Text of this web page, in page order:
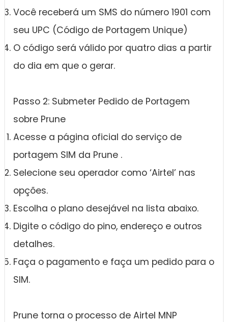
Você receberá um SMS do número 1901 com
seu UPC (Código de Portagem Unique)
O código será válido por quatro dias a partir
do dia em que o gerar.
Passo 2: Submeter Pedido de Portagem
sobre Prune
Acesse a página oficial do serviço de
portagem SIM da Prune .
Selecione seu operador como ‘Airtel’ nas
opções.
Escolha o plano desejável na lista abaixo.
Digite o código do pino, endereço e outros
detalhes.
Faça o pagamento e faça um pedido para o
SIM.
Prune torna o processo de Airtel MNP